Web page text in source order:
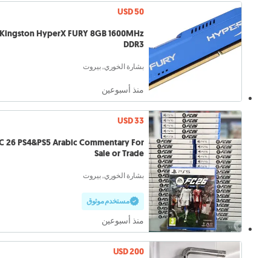
USD 50
HyperX FURY 8GB 1600MHz
DDR3
بشارة الخوري, بيروت
منذ أسبوعين
USD 33
26 PS4&PS5 Arabic Commentary For
Sale or Trade
بشارة الخوري, بيروت
مستخدم موثوق
منذ أسبوعين
USD 200